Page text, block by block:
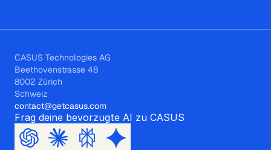
CASUS Technologies AG
Beethovenstrasse 48
8002 Zürich
Schweiz
contact@getcasus.com
Frag deine bevorzugte AI zu CASUS